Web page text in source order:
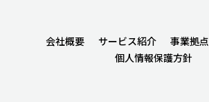
会社概要 サービス紹介 事業拠点
個人情報保護方針